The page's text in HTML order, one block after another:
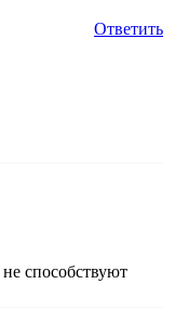
Ответить
способствуют